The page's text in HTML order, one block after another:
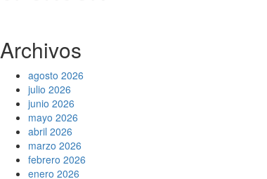
Archivos
agosto 2026
julio 2026
junio 2026
mayo 2026
abril 2026
marzo 2026
febrero 2026
enero 2026